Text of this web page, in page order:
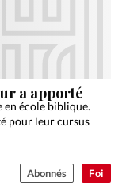
Culture
Foi
a apporté
en école biblique.
pour leur cursus
Abonnés